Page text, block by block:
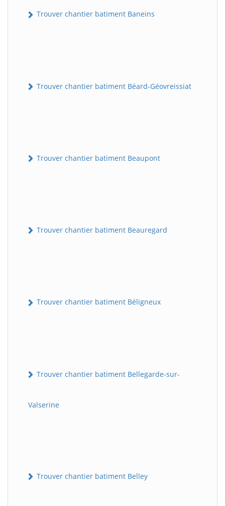
Trouver chantier batiment Baneins
Trouver chantier batiment Béard-Géovreissiat
Trouver chantier batiment Beaupont
Trouver chantier batiment Beauregard
Trouver chantier batiment Béligneux
Trouver chantier batiment Bellegarde-sur-
Valserine
Trouver chantier batiment Belley